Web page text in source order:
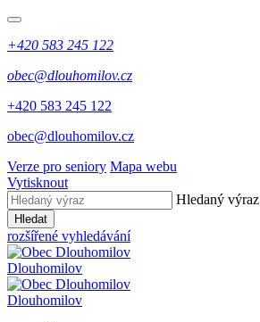
+420 583 245 122
obec@dlouhomilov.cz
+420 583 245 122
obec@dlouhomilov.cz
Verze pro seniory Mapa webu
Vytisknout
Hledaný výraz
Hledat
rozšířené vyhledávání
Dlouhomilov
Dlouhomilov